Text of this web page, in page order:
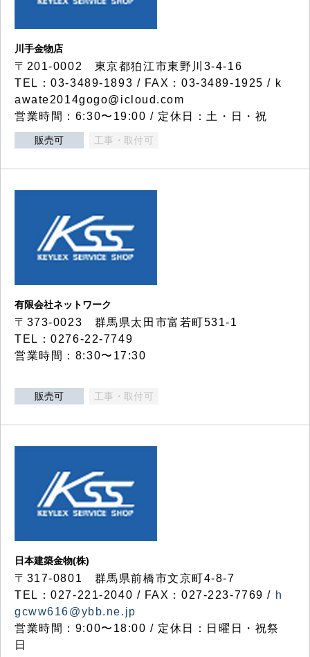
川手金物店
〒201-0002 東京都狛江市東野川3-4-16
TEL：03-3489-1893 / FAX：03-3489-1925 / k
awate2014gogo@icloud.com
営業時間：6:30〜19:00 / 定休日：土・日・祝
販売可 工事・取付可
有限会社ネットワーク
〒373-0023 群馬県太田市富若町531-1
TEL：0276-22-7749
営業時間：8:30〜17:30
販売可 工事・取付可
日本建築金物(株)
〒317‐0801 群馬県前橋市文京町4-8-7
TEL：027-221-2040 / FAX：027-223-7769 / h
gcww616@ybb.ne.jp
営業時間：9:00〜18:00 / 定休日：日曜日・祝祭
日